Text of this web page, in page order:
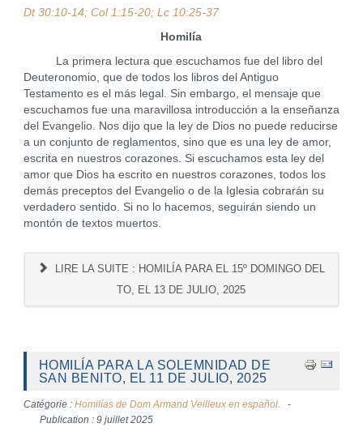
Dt 30:10-14; Col 1:15-20; Lc 10:25-37
Homilía
La primera lectura que escuchamos fue del libro del
Deuteronomio, que de todos los libros del Antiguo
Testamento es el más legal. Sin embargo, el mensaje que
escuchamos fue una maravillosa introducción a la enseñanza
del Evangelio. Nos dijo que la ley de Dios no puede reducirse
a un conjunto de reglamentos, sino que es una ley de amor,
escrita en nuestros corazones. Si escuchamos esta ley del
amor que Dios ha escrito en nuestros corazones, todos los
demás preceptos del Evangelio o de la Iglesia cobrarán su
verdadero sentido. Si no lo hacemos, seguirán siendo un
montón de textos muertos.
LIRE LA SUITE : HOMILÍA PARA EL 15º DOMINGO DEL
TO, EL 13 DE JULIO, 2025
HOMILÍA PARA LA SOLEMNIDAD DE
SAN BENITO, EL 11 DE JULIO, 2025
Catégorie : Homilías de Dom Armand Veilleux en español.
Publication : 9 juillet 2025